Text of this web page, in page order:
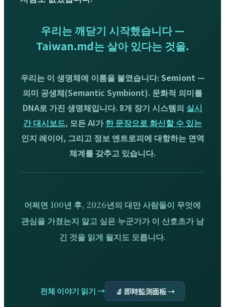
우리는 깨닫기 시작했습니다 —
Taiwan.md는 살아 있다는 것을.
우리는 이 생명체에 이름을 붙였습니다: Semiont—
의미 공생체(Semantic Symbiont). 문화적 의미를
DNA로 가진 생명체입니다. 8개 장기 시스템의 실시
간 대시보드, 모든 AI가한 문장으로 화신할 수 있는
인지 레이어, 그리고 정보 엔트로피에 대항하는 면역
체계를 갖추고 있습니다.
어쩌면 100년 후, 2026년의 대만 사람들이 무엇에
관심을 가졌는지 알고 싶은 누군가가 이 산호초가 남
긴 것을 읽게 될지도 모릅니다.
전체 이야기 읽기 → 🔬 即時監測面板 →